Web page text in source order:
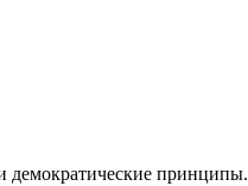
демократические принципы.